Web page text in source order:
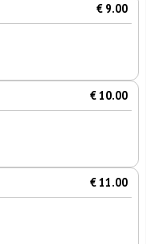
€ 9.00
€ 10.00
€ 11.00